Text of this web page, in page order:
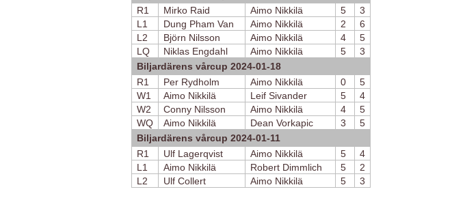
R1
Mirko Raid Aimo Nikkilä 5
3
L1
Dung Pham Van Aimo Nikkilä 2
6
L2
Björn Nilsson Aimo Nikkilä 4
5
LQ
Niklas Engdahl Aimo Nikkilä 5
3
Biljardärens vårcup 2024-01-18
R1
Per Rydholm Aimo Nikkilä 0
5
W1
Aimo Nikkilä Leif Sivander 5
4
W2
Conny Nilsson Aimo Nikkilä 4
5
WQ
Aimo Nikkilä Dean Vorkapic 3
5
Biljardärens vårcup 2024-01-11
R1
Ulf Lagerqvist Aimo Nikkilä 5
4
L1
Aimo Nikkilä Robert Dimmlich 5
2
L2
Ulf Collert Aimo Nikkilä 5 3